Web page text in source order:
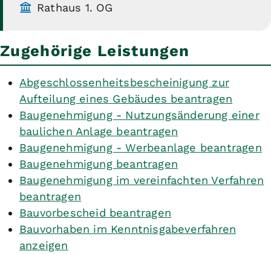
Rathaus 1. OG
Zugehörige Leistungen
Abgeschlossenheitsbescheinigung zur
Aufteilung eines Gebäudes beantragen
Baugenehmigung - Nutzungsänderung einer
baulichen Anlage beantragen
Baugenehmigung - Werbeanlage beantragen
Baugenehmigung beantragen
Baugenehmigung im vereinfachten Verfahren
beantragen
Bauvorbescheid beantragen
Bauvorhaben im Kenntnisgabeverfahren
anzeigen